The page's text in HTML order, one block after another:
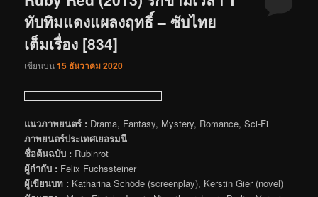
ทับทิมแดงแผลงฤทธิ์ – ซับไทย
เต็มเรื่อง [834]
เขียนบน15 ธันวาคม 2020
แนวภาพยนตร์ : Drama, Fantasy, Mystery, Romance, Sci-Fi
ภาพยนตร์ประเทศเยอรมนี
ชื่อต้นฉบับ : Rubinrot
ผู้กำกับ : Felix Fuchssteiner
ผู้เขียนบท : Katharina Schöde (screenplay), Kerstin Gier (novel)